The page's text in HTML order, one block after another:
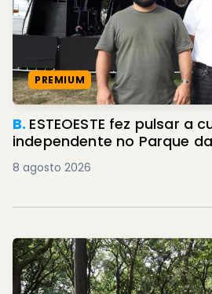
PREMIUM
B. ESTEOESTE fez pulsar a
independente no Parque
8 agosto 2026